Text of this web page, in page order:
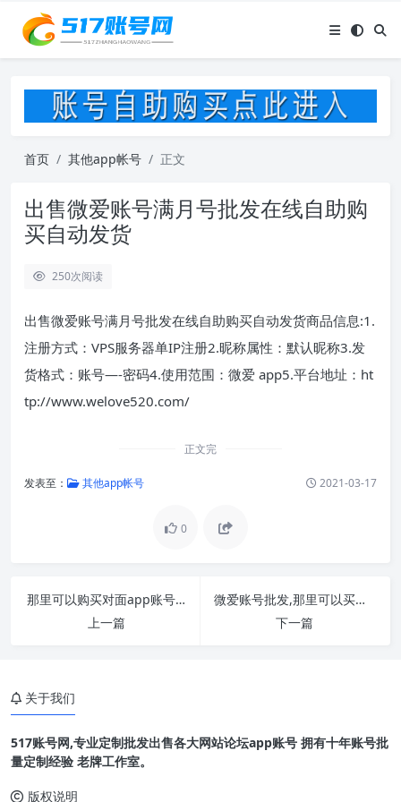
首页 其他app帐号 正文
出售微爱账号满月号批发在线自助购
买自动发货
250次阅读
出售微爱账号满月号批发在线自助购买自动发货商品信息:1.
注册方式：VPS服务器单IP注册2.昵称属性：默认昵称3.发
货格式：账号—-密码4.使用范围：微爱 app5.平台地址：ht
tp://www.welove520.com/
正文完
发表至： 其他app帐号 2021-03-17
0
那里可以购买对面app账号,出售对面app小号已认证
上一篇
微爱账号批发,那里可以买到微爱小号正规安全自
下一篇
关于我们
517账号网,专业定制批发出售各大网站论坛app账号 拥有十年账号批
量定制经验 老牌工作室。
版权说明